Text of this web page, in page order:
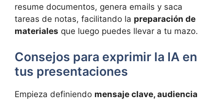
resume documentos, genera emails y saca
tareas de notas, facilitando la preparación de
materiales que luego puedes llevar a tu mazo.
Consejos para exprimir la IA en
tus presentaciones
Empieza definiendo mensaje clave, audiencia